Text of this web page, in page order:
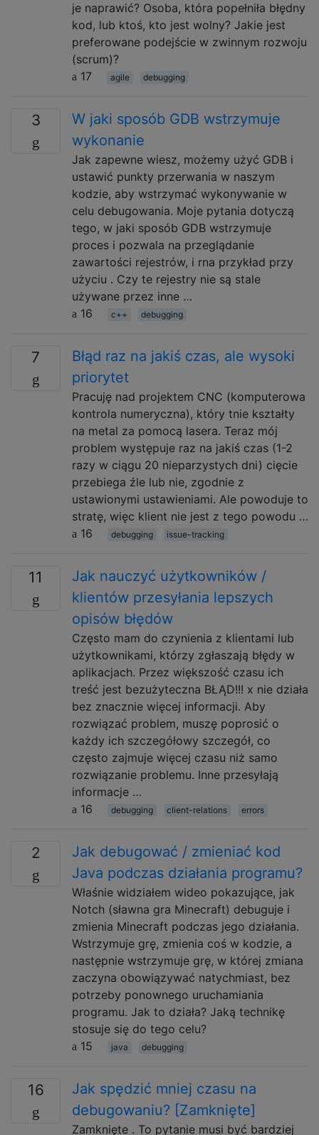
je naprawić? Osoba, która popełniła błędny
kod, lub ktoś, kto jest wolny? Jakie jest
preferowane podejście w zwinnym rozwoju
(scrum)?
17
agile debugging
3
W jaki sposób GDB wstrzymuje
wykonanie
Jak zapewne wiesz, możemy użyć GDB i
ustawić punkty przerwania w naszym
kodzie, aby wstrzymać wykonywanie w
celu debugowania. Moje pytania dotyczą
tego, w jaki sposób GDB wstrzymuje
proces i pozwala na przeglądanie
zawartości rejestrów, i rna przykład przy
użyciu . Czy te rejestry nie są stale
używane przez inne …
16
c++ debugging
7
Błąd raz na jakiś czas, ale wysoki
priorytet
Pracuję nad projektem CNC (komputerowa
kontrola numeryczna), który tnie kształty
na metal za pomocą lasera. Teraz mój
problem występuje raz na jakiś czas (1-2
razy w ciągu 20 nieparzystych dni) cięcie
przebiega źle lub nie, zgodnie z
ustawionymi ustawieniami. Ale powoduje to
stratę, więc klient nie jest z tego powodu …
16
debugging issue-tracking
11
Jak nauczyć użytkowników /
klientów przesyłania lepszych
opisów błędów
Często mam do czynienia z klientami lub
użytkownikami, którzy zgłaszają błędy w
aplikacjach. Przez większość czasu ich
treść jest bezużyteczna BŁĄD!!! x nie działa
bez znacznie więcej informacji. Aby
rozwiązać problem, muszę poprosić o
każdy ich szczegółowy szczegół, co
często zajmuje więcej czasu niż samo
rozwiązanie problemu. Inne przesyłają
informacje …
16
debugging client-relations errors
2
Jak debugować / zmieniać kod
Java podczas działania programu?
Właśnie widziałem wideo pokazujące, jak
Notch (sławna gra Minecraft) debuguje i
zmienia Minecraft podczas jego działania.
Wstrzymuje grę, zmienia coś w kodzie, a
następnie wstrzymuje grę, w której zmiana
zaczyna obowiązywać natychmiast, bez
potrzeby ponownego uruchamiania
programu. Jak to działa? Jaką technikę
stosuje się do tego celu?
15
java debugging
16
Jak spędzić mniej czasu na
debugowaniu? [Zamknięte]
Zamknięte . To pytanie musi być bardziej